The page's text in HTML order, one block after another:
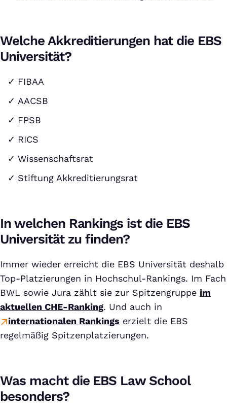
Welche Akkreditierungen hat die EBS
Universität?
FIBAA
AACSB
FPSB
RICS
Wissenschaftsrat
Stiftung Akkreditierungsrat
In welchen Rankings ist die EBS
Universität zu finden?
Immer wieder erreicht die EBS Universität deshalb
Top-Platzierungen in Hochschul-Rankings. Im Fach
BWL sowie Jura zählt sie zur Spitzengruppe im
aktuellen CHE-Ranking. Und auch in
internationalen Rankings erzielt die EBS
regelmäßig Spitzenplatzierungen.
Was macht die EBS Law School
besonders?